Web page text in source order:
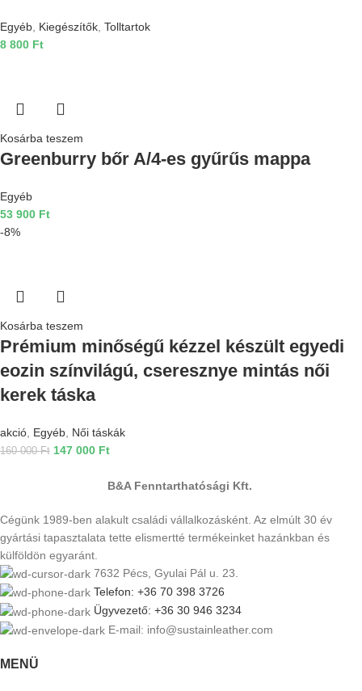
Egyéb Kiegészítők Tolltartok
8 800 Ft
Kosárba teszem
Greenburry bőr A/4-es gyűrűs mappa
Egyéb
53 900 Ft
-8%
Kosárba teszem
Prémium minőségű kézzel készült egyedi
eozin színvilágú, cseresznye mintás női
kerek táska
akció Egyéb Női táskák
160 000Ft 147 000 Ft
B&A Fenntarthatósági Kft.
Cégünk 1989-ben alakult családi vállalkozásként. Az elmúlt 30 év
gyártási tapasztalata tette elismertté termékeinket hazánkban és
külföldön egyaránt.
7632 Pécs, Gyulai Pál u. 23.
Telefon: +36 70 398 3726
Ügyvezető: +36 30 946 3234
E-mail: info@sustainleather.com
MENÜ